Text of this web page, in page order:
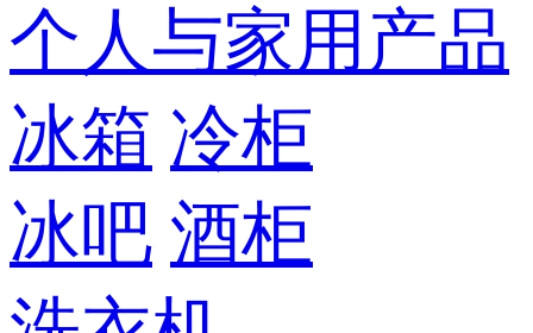
个人与家用产品
冰箱 冷柜
冰吧 酒柜